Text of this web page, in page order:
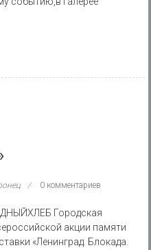
0 комментариев
Городская
акции памяти
«Ленинград. Блокада.